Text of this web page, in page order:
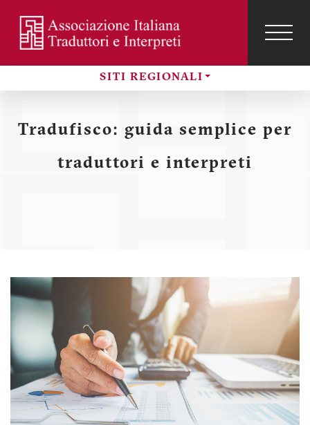
contenuto
principale
SITI REGIONALI
Menu
profilo
utente
Tradufisco: guida semplice per
traduttori e interpreti